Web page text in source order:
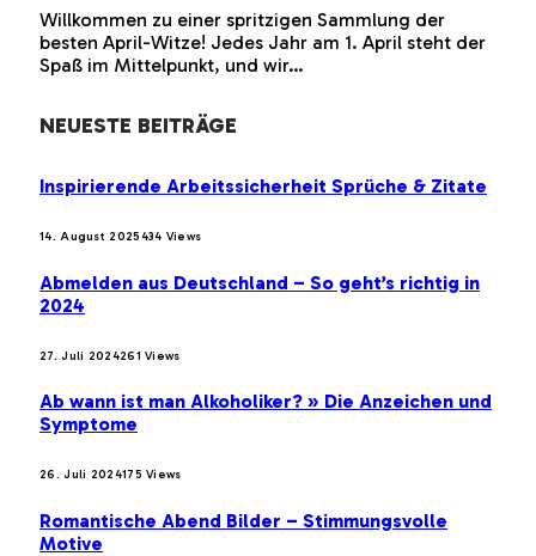
Willkommen zu einer spritzigen Sammlung der
besten April-Witze! Jedes Jahr am 1. April steht der
Spaß im Mittelpunkt, und wir…
NEUESTE BEITRÄGE
Inspirierende Arbeitssicherheit Sprüche & Zitate
14. August 2025434 Views
Abmelden aus Deutschland – So geht’s richtig in
2024
27. Juli 2024261Views
Ab wann ist man Alkoholiker? » Die Anzeichen und
Symptome
26. Juli 2024175Views
Romantische Abend Bilder – Stimmungsvolle
Motive